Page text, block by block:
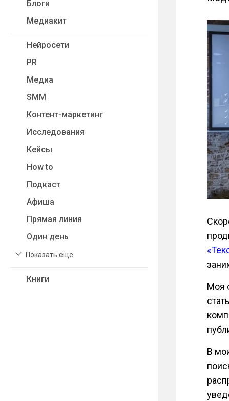
Блоги
Медиакит
Нейросети
PR
Медиа
SMM
Контент-маркетинг
Исследования
Кейсы
How to
Подкаст
Афиша
Прямая линия
Один день
Показать еще
Книги
Моя
В